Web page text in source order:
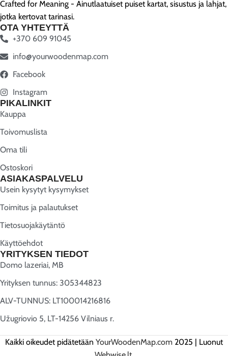
Crafted for Meaning - Ainutlaatuiset puiset kartat, sisustus ja lahjat,
jotka kertovat tarinasi.
OTA YHTEYTTÄ
+370 609 91045
info@yourwoodenmap.com
Facebook
Instagram
PIKALINKIT
Kauppa
Toivomuslista
Oma tili
Ostoskori
ASIAKASPALVELU
Usein kysytyt kysymykset
Toimitus ja palautukset
Tietosuojakäytäntö
Käyttöehdot
YRITYKSEN TIEDOT
Domo lazeriai, MB
Yrityksen tunnus: 305344823
ALV-TUNNUS: LT100014216816
Užugriovio 5, LT-14256 Vilniaus r.
Kaikki oikeudet pidätetään YourWoodenMap.com 2025 | Luonut